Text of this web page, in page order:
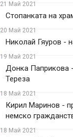
21 Май 2021
Стопанката на
20 Май 2021
Николай Гяуров -
19 Май 2021
Донка Паприкова
Тереза
18 Май 2021
Кирил Маринов -
немско
18 Май 2021